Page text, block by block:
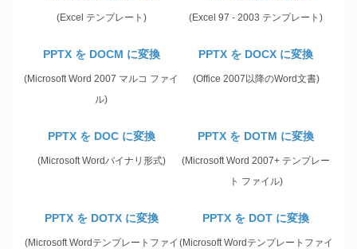
(Excel テンプレート) (Excel 97 - 2003 テンプレート)
PPTX を DOCM に変換
(Microsoft Word 2007 マルコ ファイ
ル)
PPTX を DOCX に変換
(Office 2007以降のWord文書)
PPTX を DOC に変換
(Microsoft Wordバイナリ形式)
PPTX を DOTM に変換
(Microsoft Word 2007+ テンプレー
ト ファイル)
PPTX を DOTX に変換
(Microsoft Wordテンプレートファイ
PPTX を DOT に変換
(Microsoft Wordテンプレートファイ